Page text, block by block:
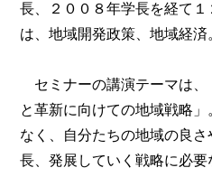
長、２００８年学長を経て
は、地域開発政策、地域経済
セミナーの講演テーマは、
と革新に向けての地域戦略
なく、自分たちの地域の良
長、発展していく戦略に必